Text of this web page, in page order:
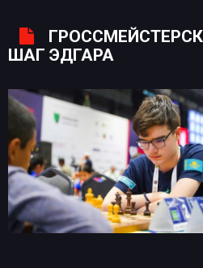
ШАГ ЭДГАРА